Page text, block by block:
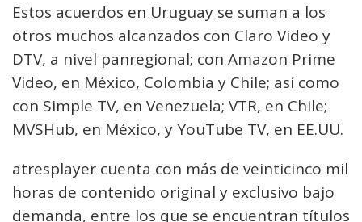
Estos acuerdos en Uruguay se suman a los
otros muchos alcanzados con Claro Video y
DTV, a nivel panregional; con Amazon Prime
Video, en México, Colombia y Chile; así como
con Simple TV, en Venezuela; VTR, en Chile;
MVSHub, en México, y YouTube TV, en EE.UU.
atresplayer cuenta con más de veinticinco mil
horas de contenido original y exclusivo bajo
demanda, entre los que se encuentran títulos